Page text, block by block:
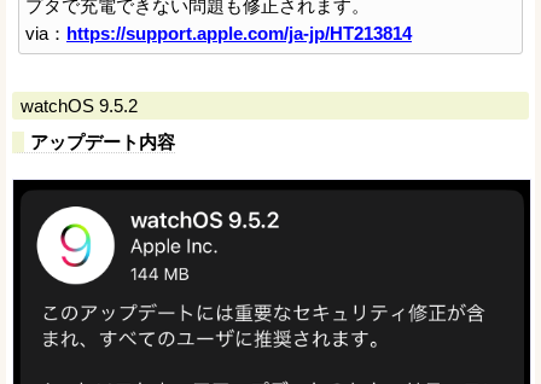
プタで充電できない問題も修正されます。
via： https://support.apple.com/ja-jp/HT213814
watchOS 9.5.2
アップデート内容